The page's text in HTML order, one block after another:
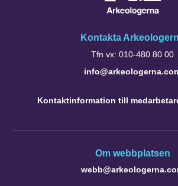
Kontakta
Tfn vx: 010-480 80 00
Kontaktinformation till
Om webbplatsen